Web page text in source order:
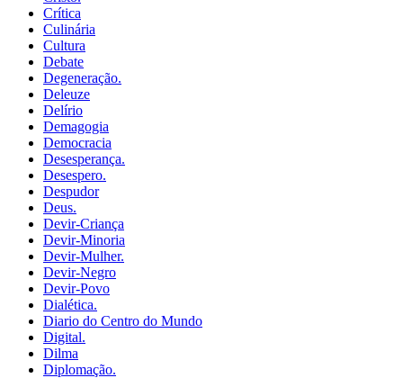
Crítica
Culinária
Cultura
Debate
Degeneração.
Deleuze
Delírio
Demagogia
Democracia
Desesperança.
Desespero.
Despudor
Deus.
Devir-Criança
Devir-Minoria
Devir-Mulher.
Devir-Negro
Devir-Povo
Dialética.
Diario do Centro do Mundo
Digital.
Dilma
Diplomação.